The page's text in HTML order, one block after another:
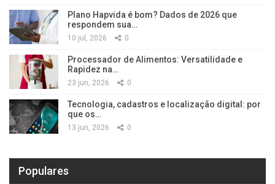
Plano Hapvida é bom? Dados de 2026 que
respondem sua…
10 jul, 2026 0
Processador de Alimentos: Versatilidade e
Rapidez na…
23 jun, 2026 0
Tecnologia, cadastros e localização digital: por
que os…
13 jun, 2026 0
Populares